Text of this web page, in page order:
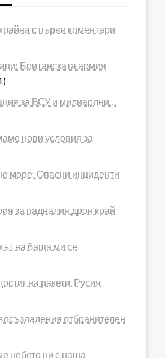
с първи коментари
Британската армия
за ВСУ и милиардни…
нови условия за
море: Опасни инциденти
за падналия дрон край
на баща ми се
на ракети, Русия
отбранителен
небето ни с наша